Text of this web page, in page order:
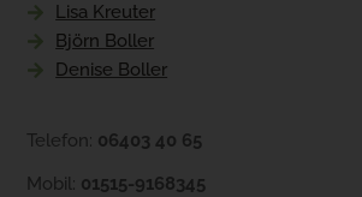
Lisa Kreuter
Björn Boller
Denise Boller
Telefon: 06403 40 65
Mobil: 01515-9168345